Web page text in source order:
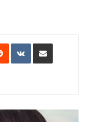
Reddit VKontakteShare via Email